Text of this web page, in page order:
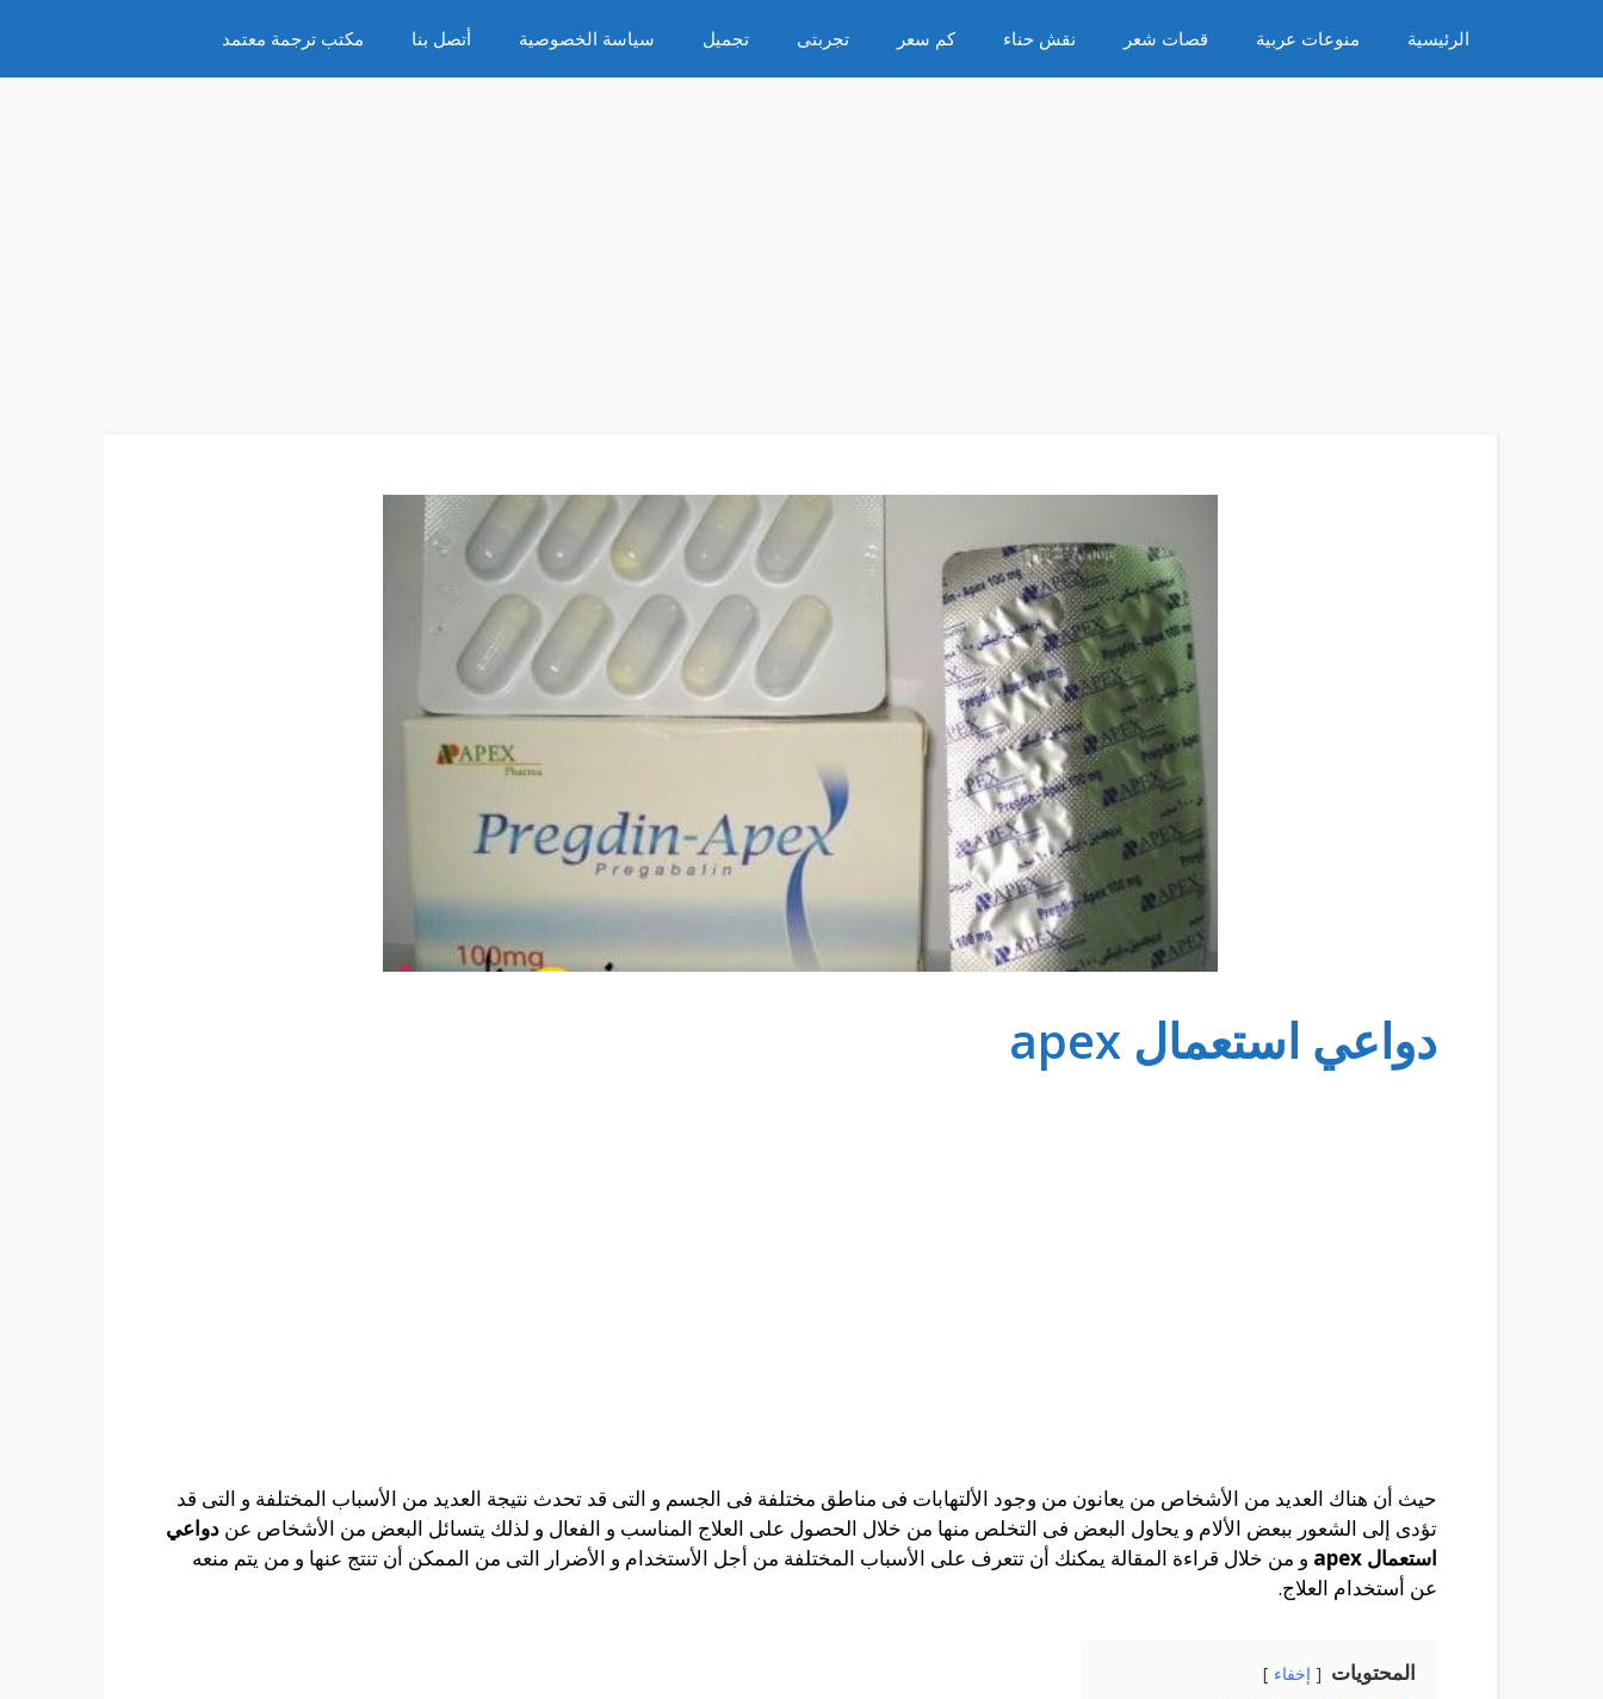
المحتوى
الرئيسية منوعات عربية قصات شعر نقش حناء كم سعر تجربتى تجميل سياسة الخصوصية أتصل بنا مكتب ترجمة معتمد
دواعي استعمال apex
حيث أن هناك العديد من الأشخاص من يعانون من وجود الألتهابات فى مناطق مختلفة فى الجسم و التى قد تحدث نتيجة العديد من الأسباب المختلفة و التى قد
تؤدى إلى الشعور ببعض الألام و يحاول البعض فى التخلص منها من خلال الحصول على العلاج المناسب و الفعال و لذلك يتسائل البعض من الأشخاص عن دواعي
استعمال apex
و من خلال قراءة المقالة يمكنك أن تتعرف على الأسباب المختلفة من أجل الأستخدام و الأضرار التى من الممكن أن تنتج عنها و من يتم منعه
عن أستخدام العلاج.
المحتويات إخفاء